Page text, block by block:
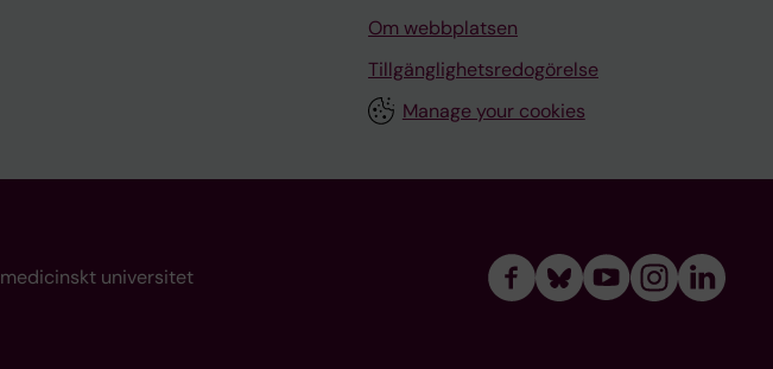
Om webbplatsen
Tillgänglighetsredogörelse
Manage your cookies
universitet